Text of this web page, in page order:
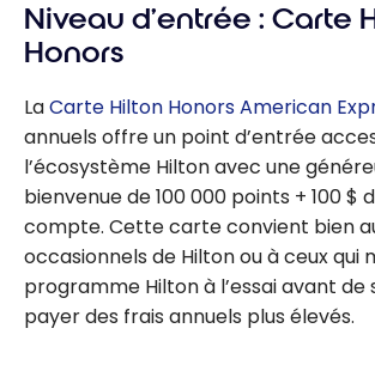
Niveau d’entrée : Carte
Honors
LaCarte Hilton Honors American
annuels offre un point d’entrée
l’écosystème Hilton avec une
bienvenue de 100 000 points + 100 $
compte. Cette carte convient bien
occasionnels de Hilton ou à ceux qui
programme Hilton à l’essai avant de
payer des frais annuels plus élevés.